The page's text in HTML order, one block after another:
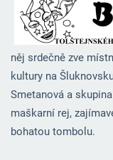
něj srdečně zve
kultury na
Smetanová a
maškarní rej,
bohatou tombolu.